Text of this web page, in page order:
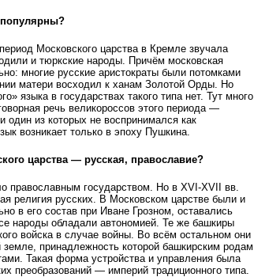
Московского царства в Кремле звучала
и тюркские народы. Причём московская
многие русские аристократы были потомками
матери восходил к ханам Золотой Орды. Но
языка в государствах такого типа нет. Тут много
речь великороссов этого периода —
один из которых не воспринимался как
возникает только в эпоху Пушкина.
царства — русская, православие?
православным государством. Но в XVI-XVII вв.
религия русских. В Московском царстве были и
в его состав при Иване Грозном, оставались
народы обладали автономией. Те же башкиры
войска в случае войны. Во всём остальном они
принадлежность которой башкирским родам
Такая форма устройства и управления была
преобразований — империй традиционного типа.